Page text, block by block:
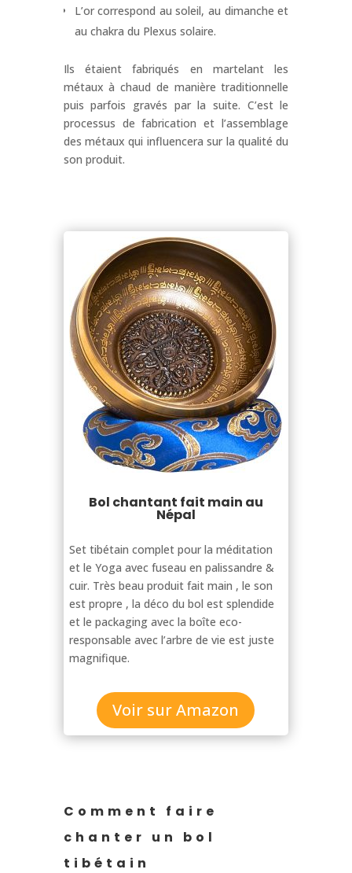
L’or correspond au soleil, au dimanche et
au chakra du Plexus solaire.
Ils étaient fabriqués en martelant les
métaux à chaud de manière traditionnelle
puis parfois gravés par la suite. C’est le
processus de fabrication et l’assemblage
des métaux qui influencera sur la qualité du
son produit.
Bol chantant fait main au
Népal
Set tibétain complet pour la méditation
et le Yoga avec fuseau en palissandre &
cuir. Très beau produit fait main , le son
est propre , la déco du bol est splendide
et le packaging avec la boîte eco-
responsable avec l’arbre de vie est juste
magnifique.
Voir sur Amazon
Comment faire
chanter un bol
tibétain